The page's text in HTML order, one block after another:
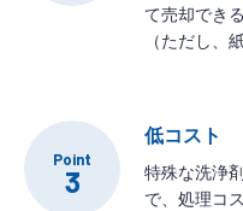
て売却でき
（ただし、
Point
3
低コスト
特殊な洗浄
で、処理コ